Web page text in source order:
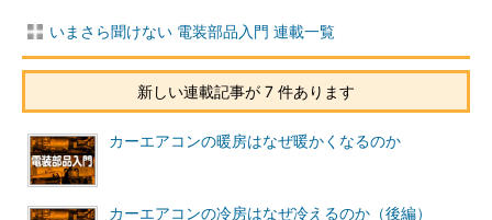
いまさら聞けない 電装部品入門 連載一覧
新しい連載記事が 7 件あります
カーエアコンの暖房はなぜ暖かくなるのか
カーエアコンの冷房はなぜ冷えるのか（後編）